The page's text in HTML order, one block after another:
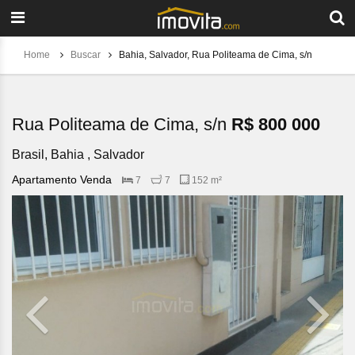
Home Buscar Bahia, Salvador, Rua Politeama de Cima, s/n
Rua Politeama de Cima, s/n R$ 800 000
Brasil, Bahia , Salvador
Apartamento Venda 7 7 152 m²